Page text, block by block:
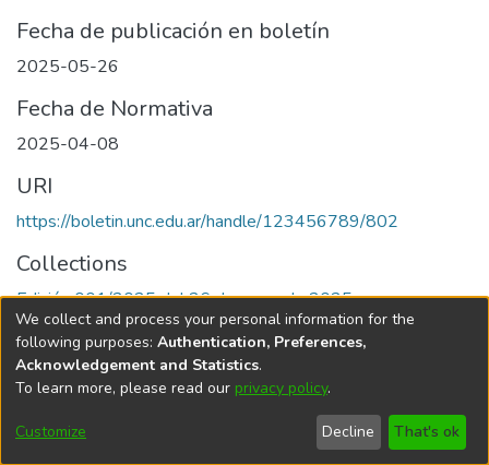
Fecha de publicación en boletín
2025-05-26
Fecha de Normativa
2025-04-08
URI
https://boletin.unc.edu.ar/handle/123456789/802
Collections
Edición 001/2025 del 26 de mayo de 2025
Universidad Nacional de Córdoba
We collect and process your personal information for the
following purposes: Authentication, Preferences,
Acknowledgement and Statistics.
To learn more, please read our privacy policy.
Customize Decline That's ok